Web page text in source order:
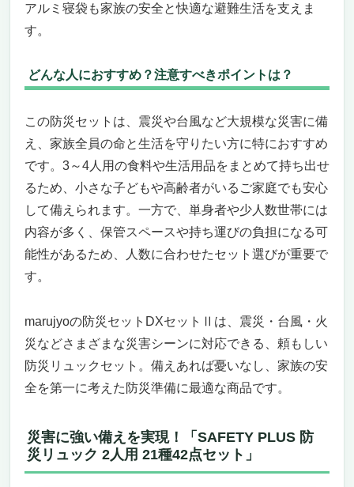
アルミ寝袋も家族の安全と快適な避難生活を支えま
す。
どんな人におすすめ？注意すべきポイントは？
この防災セットは、震災や台風など大規模な災害に備
え、家族全員の命と生活を守りたい方に特におすすめ
です。3～4人用の食料や生活用品をまとめて持ち出せ
るため、小さな子どもや高齢者がいるご家庭でも安心
して備えられます。一方で、単身者や少人数世帯には
内容が多く、保管スペースや持ち運びの負担になる可
能性があるため、人数に合わせたセット選びが重要で
す。
marujyoの防災セットDXセットⅡは、震災・台風・火
災などさまざまな災害シーンに対応できる、頼もしい
防災リュックセット。備えあれば憂いなし、家族の安
全を第一に考えた防災準備に最適な商品です。
災害に強い備えを実現！「SAFETY PLUS 防
災リュック 2人用 21種42点セット」